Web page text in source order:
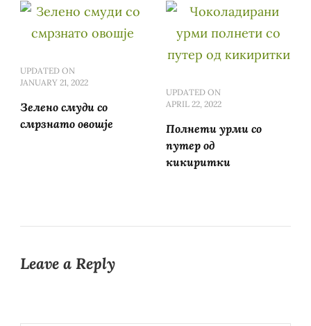
UPDATED ON
JANUARY 21, 2022
Зелено смуди со
смрзнато овошје
UPDATED ON
APRIL 22, 2022
Полнети урми со
путер од
кикиритки
Leave a Reply